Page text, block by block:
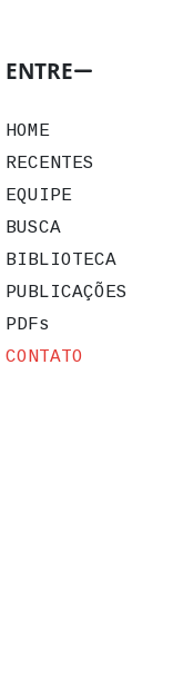
ENTRE
HOME
RECENTES
EQUIPE
BUSCA
BIBLIOTECA
PUBLICAÇÕES
PDFs
CONTATO